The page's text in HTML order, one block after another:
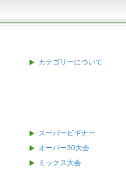
カテゴリーについて
スーパービギナー
オーバー30大会
ミックス大会